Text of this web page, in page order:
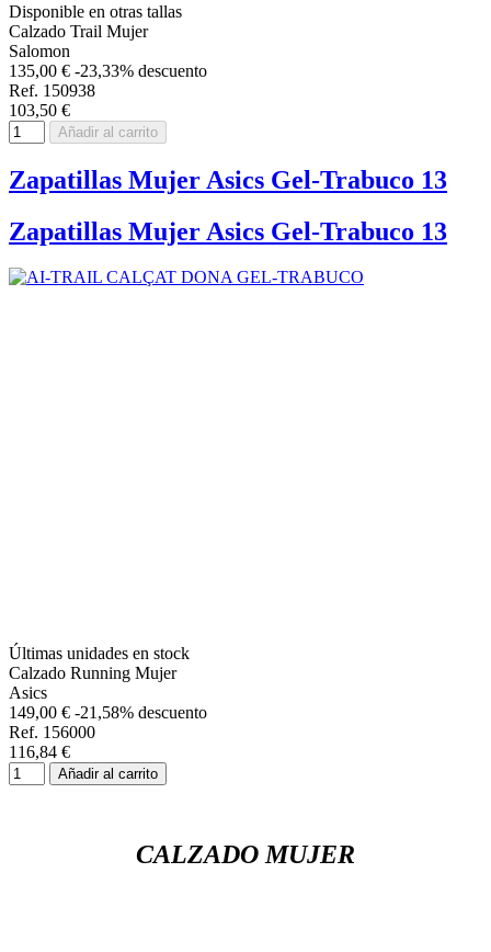
Disponible en otras tallas
Calzado Trail Mujer
Salomon
135,00 € -23,33% descuento
Ref. 150938
103,50 €
Añadir al carrito
Zapatillas Mujer Asics Gel-Trabuco 13
Zapatillas Mujer Asics Gel-Trabuco 13
Últimas unidades en stock
Calzado Running Mujer
Asics
149,00 € -21,58% descuento
Ref. 156000
116,84 €
Añadir al carrito
CALZADO MUJER